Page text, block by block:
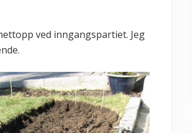
ved inngangspartiet. Jeg